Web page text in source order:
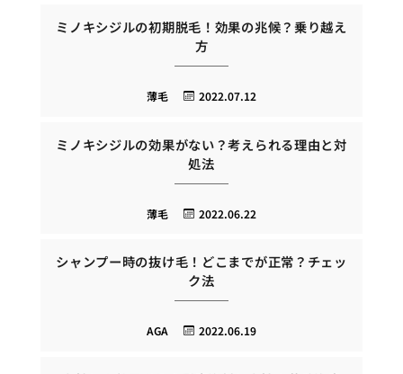
ミノキシジルの初期脱毛！効果の兆候？乗り越え
方
2022.07.12
薄毛
ミノキシジルの効果がない？考えられる理由と対
処法
2022.06.22
薄毛
シャンプー時の抜け毛！どこまでが正常？チェッ
ク法
2022.06.19
AGA